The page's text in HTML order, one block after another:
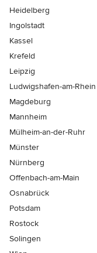
Heidelberg
Ingolstadt
Kassel
Krefeld
Leipzig
Ludwigshafen-am-Rhein
Magdeburg
Mannheim
Mülheim-an-der-Ruhr
Münster
Nürnberg
Offenbach-am-Main
Osnabrück
Potsdam
Rostock
Solingen